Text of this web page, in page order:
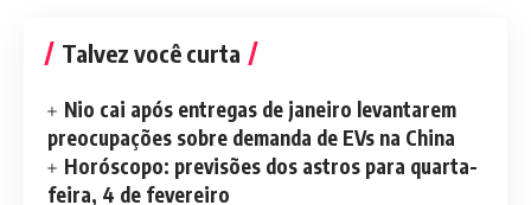
Talvez você curta
Nio cai após entregas de janeiro levantarem
preocupações sobre demanda de EVs na China
Horóscopo: previsões dos astros para quarta-
feira, 4 de fevereiro